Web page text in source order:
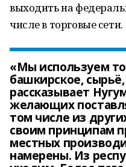
выходить на
числе в торговые сети.
«Мы используем
башкирское,
рассказывает
желающих
том числе из
своим принципам
местных
намерены. Из